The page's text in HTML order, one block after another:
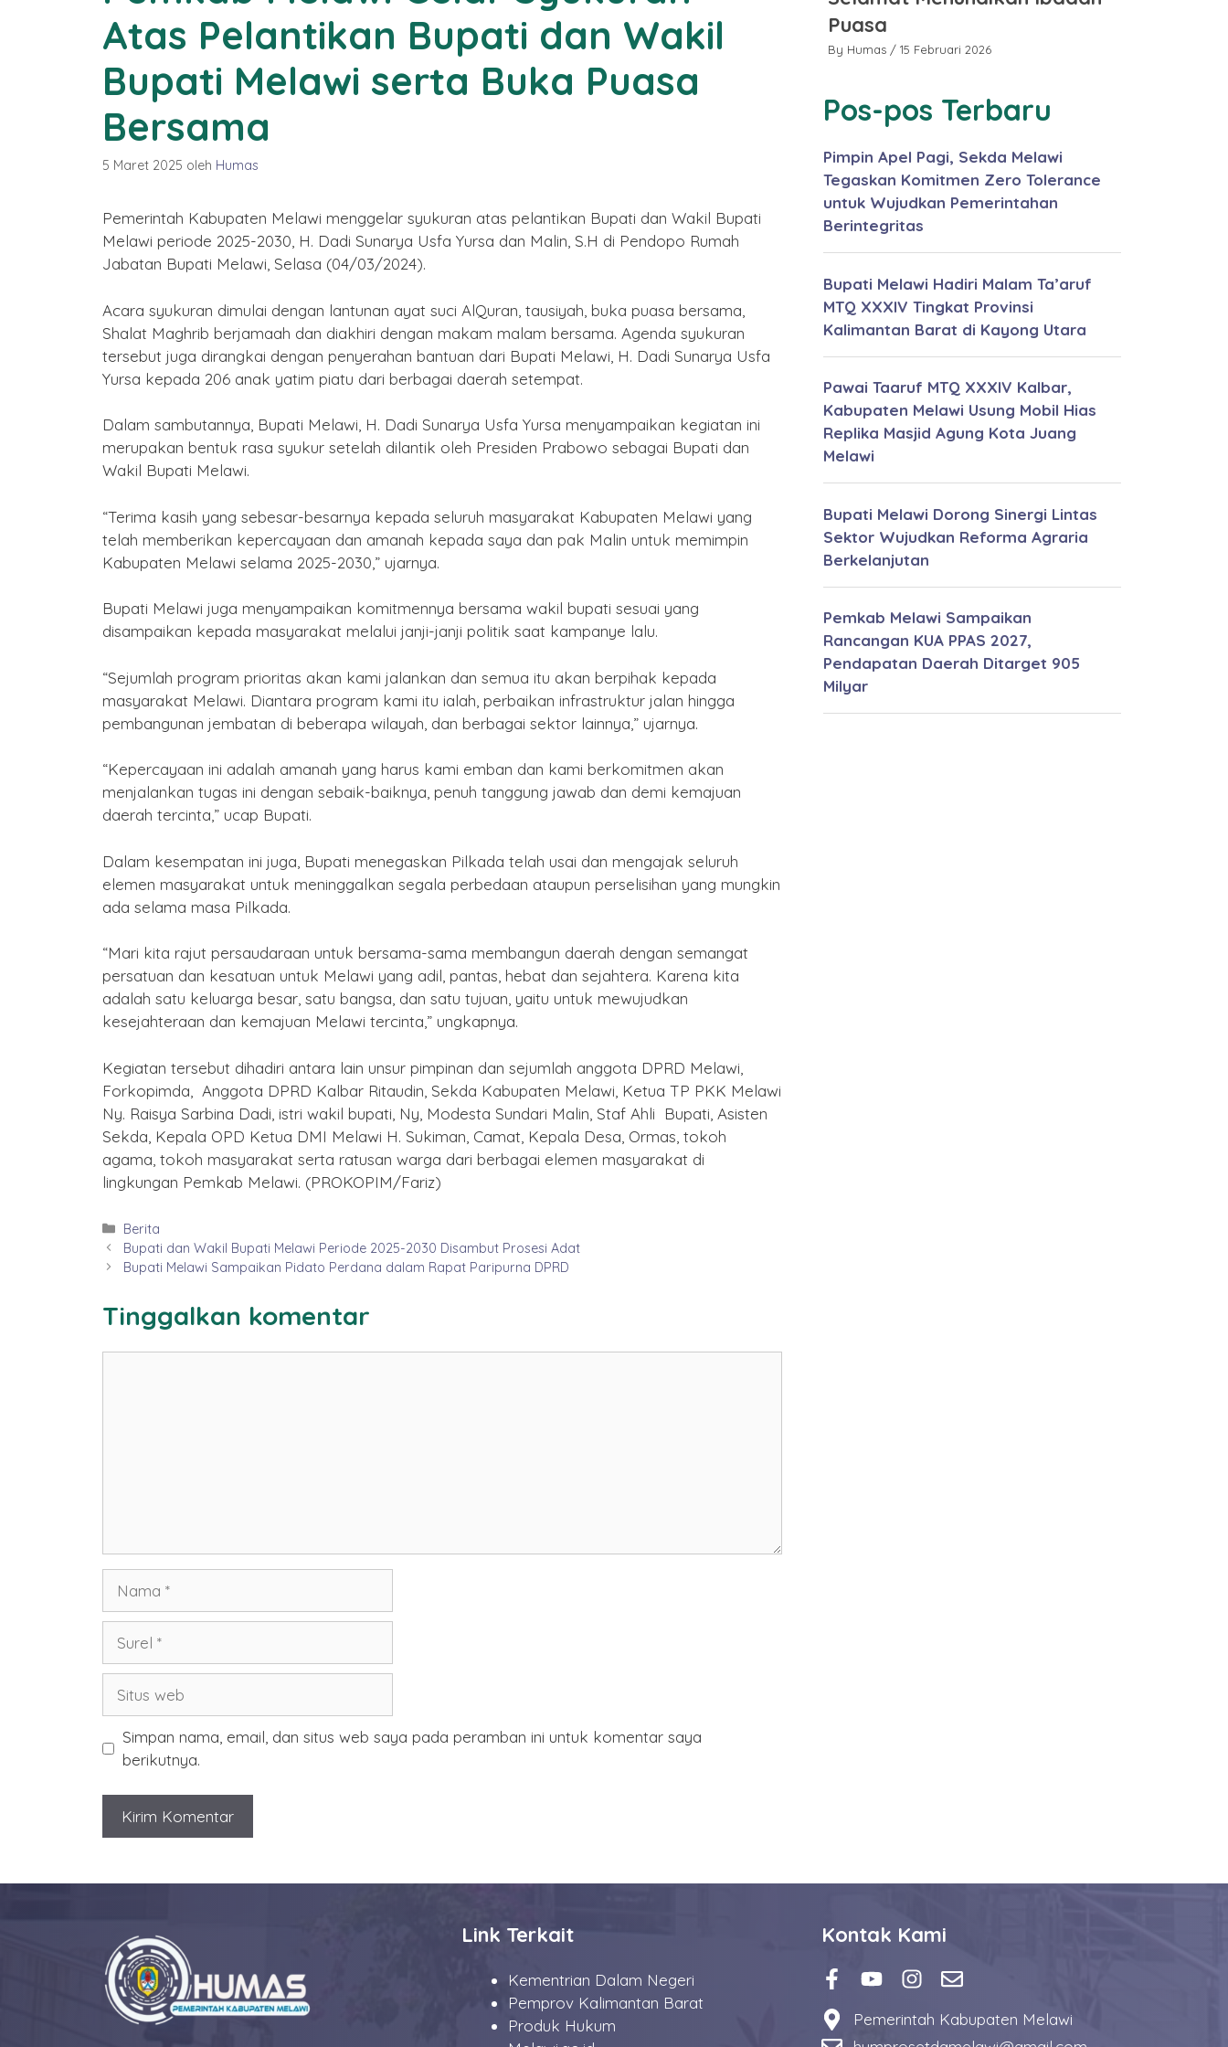
Atas Pelantikan Bupati dan Wakil
Bupati Melawi serta Buka Puasa
Bersama
5 Maret 2025 oleh Humas
Pemerintah Kabupaten Melawi menggelar syukuran atas pelantikan Bupati dan Wakil Bupati
Melawi periode 2025-2030, H. Dadi Sunarya Usfa Yursa dan Malin, S.H di Pendopo Rumah
Jabatan Bupati Melawi, Selasa (04/03/2024).
Acara syukuran dimulai dengan lantunan ayat suci AlQuran, tausiyah, buka puasa bersama,
Shalat Maghrib berjamaah dan diakhiri dengan makam malam bersama. Agenda syukuran
tersebut juga dirangkai dengan penyerahan bantuan dari Bupati Melawi, H. Dadi Sunarya Usfa
Yursa kepada 206 anak yatim piatu dari berbagai daerah setempat.
Dalam sambutannya, Bupati Melawi, H. Dadi Sunarya Usfa Yursa menyampaikan kegiatan ini
merupakan bentuk rasa syukur setelah dilantik oleh Presiden Prabowo sebagai Bupati dan
Wakil Bupati Melawi.
“Terima kasih yang sebesar-besarnya kepada seluruh masyarakat Kabupaten Melawi yang
telah memberikan kepercayaan dan amanah kepada saya dan pak Malin untuk memimpin
Kabupaten Melawi selama 2025-2030,” ujarnya.
Bupati Melawi juga menyampaikan komitmennya bersama wakil bupati sesuai yang
disampaikan kepada masyarakat melalui janji-janji politik saat kampanye lalu.
“Sejumlah program prioritas akan kami jalankan dan semua itu akan berpihak kepada
masyarakat Melawi. Diantara program kami itu ialah, perbaikan infrastruktur jalan hingga
pembangunan jembatan di beberapa wilayah, dan berbagai sektor lainnya,” ujarnya.
“Kepercayaan ini adalah amanah yang harus kami emban dan kami berkomitmen akan
menjalankan tugas ini dengan sebaik-baiknya, penuh tanggung jawab dan demi kemajuan
daerah tercinta,” ucap Bupati.
Dalam kesempatan ini juga, Bupati menegaskan Pilkada telah usai dan mengajak seluruh
elemen masyarakat untuk meninggalkan segala perbedaan ataupun perselisihan yang mungkin
ada selama masa Pilkada.
“Mari kita rajut persaudaraan untuk bersama-sama membangun daerah dengan semangat
persatuan dan kesatuan untuk Melawi yang adil, pantas, hebat dan sejahtera. Karena kita
adalah satu keluarga besar, satu bangsa, dan satu tujuan, yaitu untuk mewujudkan
kesejahteraan dan kemajuan Melawi tercinta,” ungkapnya.
Kegiatan tersebut dihadiri antara lain unsur pimpinan dan sejumlah anggota DPRD Melawi,
Forkopimda, Anggota DPRD Kalbar Ritaudin, Sekda Kabupaten Melawi, Ketua TP PKK Melawi
Ny. Raisya Sarbina Dadi, istri wakil bupati, Ny, Modesta Sundari Malin, Staf Ahli Bupati, Asisten
Sekda, Kepala OPD Ketua DMI Melawi H. Sukiman, Camat, Kepala Desa, Ormas, tokoh
agama, tokoh masyarakat serta ratusan warga dari berbagai elemen masyarakat di
lingkungan Pemkab Melawi. (PROKOPIM/Fariz)
Kategori
Berita
Bupati dan Wakil Bupati Melawi Periode 2025-2030 Disambut Prosesi Adat
Bupati Melawi Sampaikan Pidato Perdana dalam Rapat Paripurna DPRD
Tinggalkan komentar
web
Simpan nama, email, dan situs web saya pada peramban ini untuk komentar saya
berikutnya.
2577 Kongzili
By Humas/ 15 Februari 2026
Puasa
By Humas/ 15 Februari 2026
Puasa
By Humas / 15 Februari 2026
Pos-pos Terbaru
Pimpin Apel Pagi, Sekda Melawi
Tegaskan Komitmen Zero Tolerance
untuk Wujudkan Pemerintahan
Berintegritas
Bupati Melawi Hadiri Malam Ta’aruf
MTQ XXXIV Tingkat Provinsi
Kalimantan Barat di Kayong Utara
Pawai Taaruf MTQ XXXIV Kalbar,
Kabupaten Melawi Usung Mobil Hias
Replika Masjid Agung Kota Juang
Melawi
Bupati Melawi Dorong Sinergi Lintas
Sektor Wujudkan Reforma Agraria
Berkelanjutan
Pemkab Melawi Sampaikan
Rancangan KUA PPAS 2027,
Pendapatan Daerah Ditarget 905
Milyar
Link Terkait
Kementrian Dalam Negeri
Pemprov Kalimantan Barat
Produk Hukum
Kontak Kami
Pemerintah Kabupaten Melawi